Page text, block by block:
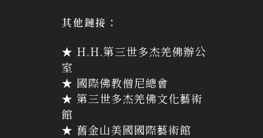
其他鏈接：
★ H.H.第三世多杰羌佛辦公
室
★ 國際佛教僧尼總會
★ 第三世多杰羌佛文化藝術
館
★ 舊金山美國國際藝術館